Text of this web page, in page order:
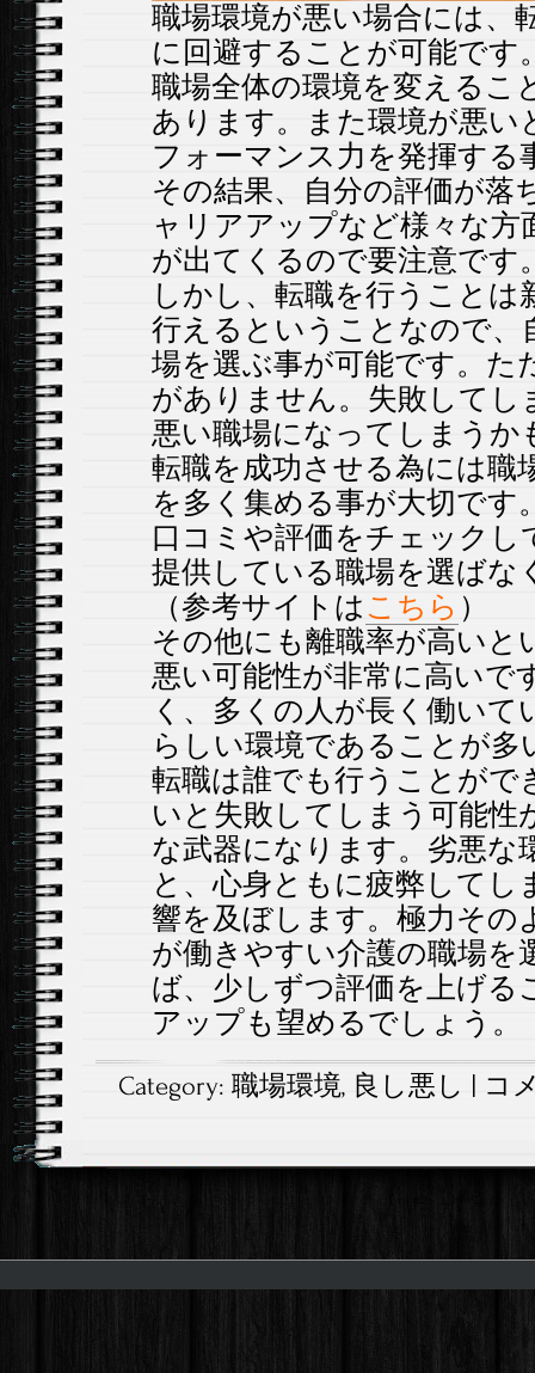
職場環境が悪い場合には、
に回避することが可能です
職場全体の環境を変えるこ
あります。また環境が悪い
フォーマンス力を発揮する
その結果、自分の評価が落
ャリアアップなど様々な方
が出てくるので要注意です
しかし、転職を行うことは
行えるということなので、
場を選ぶ事が可能です。た
がありません。失敗してし
悪い職場になってしまうか
転職を成功させる為には職
を多く集める事が大切です
口コミや評価をチェックし
提供している職場を選ばな
（参考サイトは こちら ）
その他にも離職率が高いと
悪い可能性が非常に高いで
く、多くの人が長く働い
らしい環境であることが多
転職は誰でも行うことがで
いと失敗してしまう可能性
な武器になります。劣悪な
と、心身ともに疲弊してし
響を及ぼします。極力その
が働きやすい介護の職場を
ば、少しずつ評価を上げる
アップも望めるでしょう。
Category:職場環境, 良し悪し
転
る
コ